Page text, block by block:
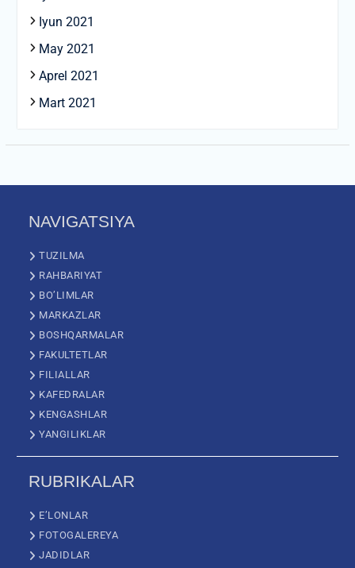
Iyun 2021
May 2021
Aprel 2021
Mart 2021
NAVIGATSIYA
TUZILMA
RAHBARIYAT
BO’LIMLAR
MARKAZLAR
BOSHQARMALAR
FAKULTETLAR
FILIALLAR
KAFEDRALAR
KENGASHLAR
YANGILIKLAR
RUBRIKALAR
E’LONLAR
FOTOGALEREYA
JADIDLAR